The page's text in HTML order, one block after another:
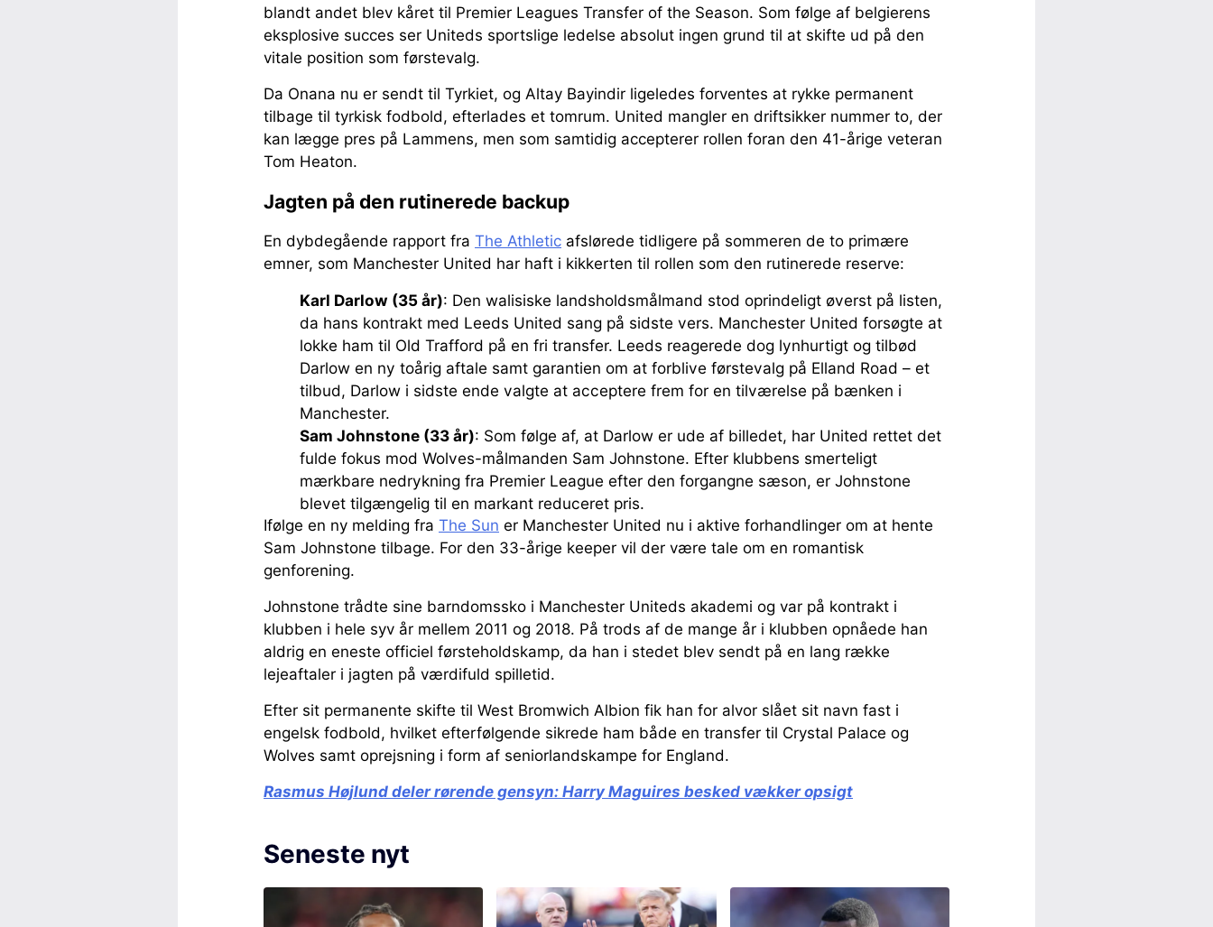
blandt andet blev kåret til Premier Leagues Transfer of the Season. Som følge af belgierens
eksplosive succes ser Uniteds sportslige ledelse absolut ingen grund til at skifte ud på den
vitale position som førstevalg.
Da Onana nu er sendt til Tyrkiet, og Altay Bayindir ligeledes forventes at rykke permanent
tilbage til tyrkisk fodbold, efterlades et tomrum. United mangler en driftsikker nummer to, der
kan lægge pres på Lammens, men som samtidig accepterer rollen foran den 41-årige veteran
Tom Heaton.
Jagten på den rutinerede backup
En dybdegående rapport fra The Athletic afslørede tidligere på sommeren de to primære
emner, som Manchester United har haft i kikkerten til rollen som den rutinerede reserve:
Karl Darlow (35 år): Den walisiske landsholdsmålmand stod oprindeligt øverst på listen,
da hans kontrakt med Leeds United sang på sidste vers. Manchester United forsøgte at
lokke ham til Old Trafford på en fri transfer. Leeds reagerede dog lynhurtigt og tilbød
Darlow en ny toårig aftale samt garantien om at forblive førstevalg på Elland Road – et
tilbud, Darlow i sidste ende valgte at acceptere frem for en tilværelse på bænken i
Manchester.
Sam Johnstone (33 år): Som følge af, at Darlow er ude af billedet, har United rettet det
fulde fokus mod Wolves-målmanden Sam Johnstone. Efter klubbens smerteligt
mærkbare nedrykning fra Premier League efter den forgangne sæson, er Johnstone
blevet tilgængelig til en markant reduceret pris.
Ifølge en ny melding fra The Sun er Manchester United nu i aktive forhandlinger om at hente
Sam Johnstone tilbage. For den 33-årige keeper vil der være tale om en romantisk
genforening.
Johnstone trådte sine barndomssko i Manchester Uniteds akademi og var på kontrakt i
klubben i hele syv år mellem 2011 og 2018. På trods af de mange år i klubben opnåede han
aldrig en eneste officiel førsteholdskamp, da han i stedet blev sendt på en lang række
lejeaftaler i jagten på værdifuld spilletid.
Efter sit permanente skifte til West Bromwich Albion fik han for alvor slået sit navn fast i
engelsk fodbold, hvilket efterfølgende sikrede ham både en transfer til Crystal Palace og
Wolves samt oprejsning i form af seniorlandskampe for England.
Rasmus Højlund deler rørende gensyn: Harry Maguires besked vækker opsigt
Seneste nyt